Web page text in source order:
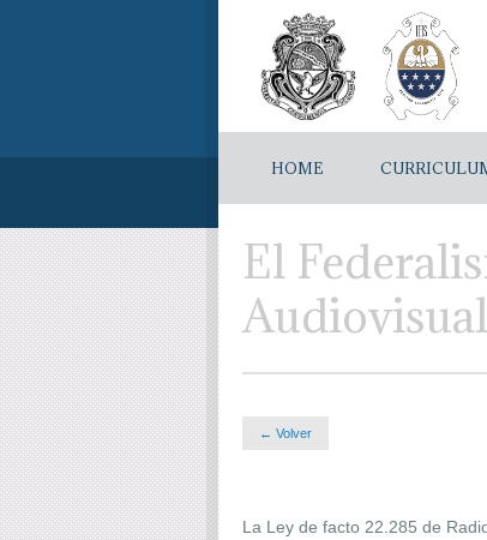
HOME
El
← Volver
La Ley de facto 22.285 de